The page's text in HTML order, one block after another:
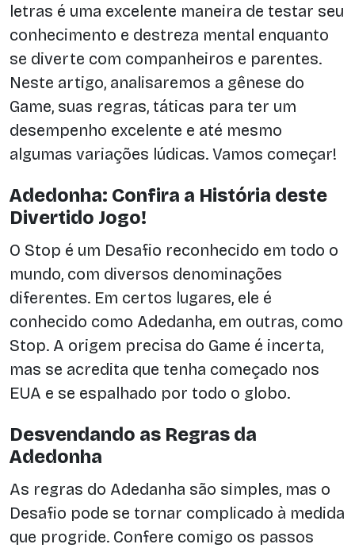
letras é uma excelente maneira de testar seu
conhecimento e destreza mental enquanto
se diverte com companheiros e parentes.
Neste artigo, analisaremos a gênese do
Game, suas regras, táticas para ter um
desempenho excelente e até mesmo
algumas variações lúdicas. Vamos começar!
Adedonha: Confira a História deste
Divertido Jogo!
O Stop é um Desafio reconhecido em todo o
mundo, com diversos denominações
diferentes. Em certos lugares, ele é
conhecido como Adedanha, em outras, como
Stop. A origem precisa do Game é incerta,
mas se acredita que tenha começado nos
EUA e se espalhado por todo o globo.
Desvendando as Regras da
Adedonha
As regras do Adedanha são simples, mas o
Desafio pode se tornar complicado à medida
que progride. Confere comigo os passos